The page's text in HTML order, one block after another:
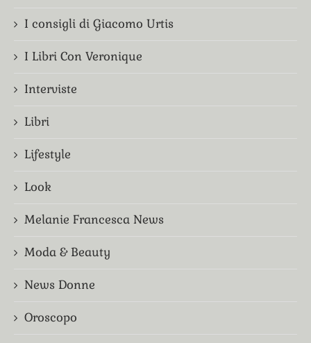
I consigli di Giacomo Urtis
I Libri Con Veronique
Interviste
Libri
Lifestyle
Look
Melanie Francesca News
Moda & Beauty
News Donne
Oroscopo